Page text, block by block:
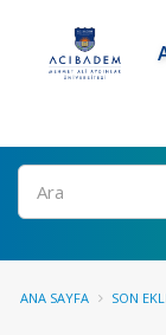
Ara
ANA SAYFA SON